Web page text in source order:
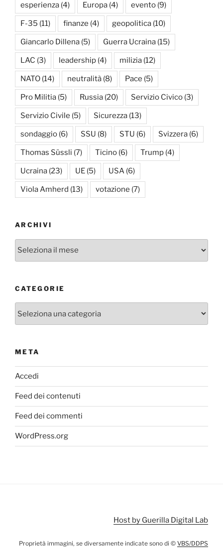
esperienza (4) Europa (4) evento (9)
F-35 (11) finanze (4) geopolitica (10)
Giancarlo Dillena (5) Guerra Ucraina (15)
LAC (3) leadership (4) milizia (12)
NATO (14) neutralità (8) Pace (5)
Pro Militia (5) Russia (20) Servizio Civico (3)
Servizio Civile (5) Sicurezza (13)
sondaggio (6) SSU (8) STU (6) Svizzera (6)
Thomas Süssli (7) Ticino (6) Trump (4)
Ucraina (23) UE (5) USA (6)
Viola Amherd (13) votazione (7)
ARCHIVI
CATEGORIE
META
Accedi
Feed dei contenuti
Feed dei commenti
WordPress.org
Host by Guerilla Digital Lab
Proprietà immagini, se diversamente indicate sono di © VBS/DDPS